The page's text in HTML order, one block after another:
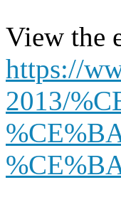
View the
https://
2013/